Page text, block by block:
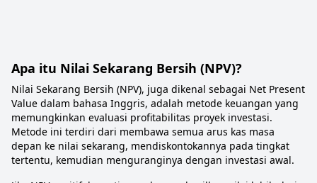
Apa itu Nilai Sekarang Bersih (NPV)?
Nilai Sekarang Bersih (NPV), juga dikenal sebagai Net Present
Value dalam bahasa Inggris, adalah metode keuangan yang
memungkinkan evaluasi profitabilitas proyek investasi.
Metode ini terdiri dari membawa semua arus kas masa
depan ke nilai sekarang, mendiskontokannya pada tingkat
tertentu, kemudian menguranginya dengan investasi awal.